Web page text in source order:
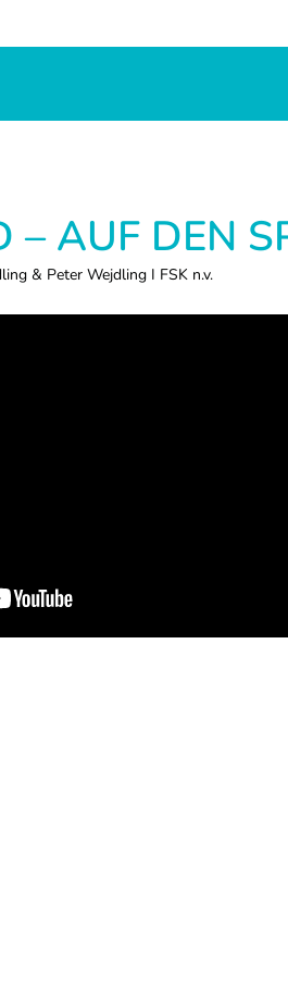
– AUF DEN
& Peter Wejdling I FSK n.v.